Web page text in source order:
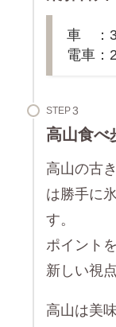
車 ：
電車：
STEP
高山食べ
高山の古
は勝手に
す。
ポイント
新しい視
高山は美